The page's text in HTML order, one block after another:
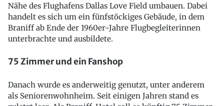
Nähe des Flughafens Dallas Love Field umbauen. Dabei
handelt es sich um ein fünfstöckiges Gebäude, in dem
Braniff ab Ende der 1960er-Jahre Flugbegleiterinnen
unterbrachte und ausbildete.
75 Zimmer und ein Fanshop
Danach wurde es anderweitig genutzt, unter anderem
als Seniorenwohnheim. Seit einigen Jahren stand es